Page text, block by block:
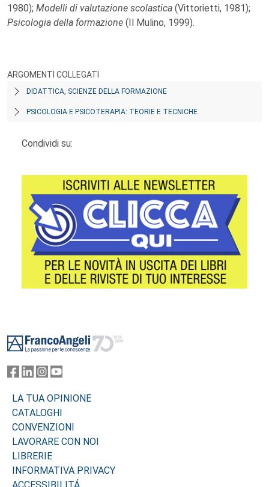
1980); Modelli di valutazione scolastica (Vittorietti, 1981);
Psicologia della formazione (Il Mulino, 1999).
ARGOMENTI COLLEGATI
DIDATTICA, SCIENZE DELLA FORMAZIONE
PSICOLOGIA E PSICOTERAPIA: TEORIE E TECNICHE
Condividi su:
LA TUA OPINIONE
CATALOGHI
CONVENZIONI
LAVORARE CON NOI
LIBRERIE
INFORMATIVA PRIVACY